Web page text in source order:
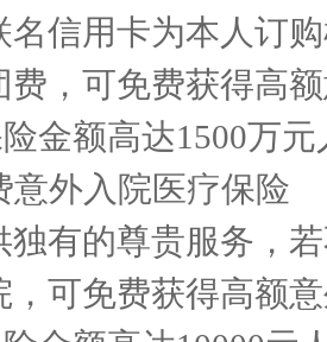
名信用卡为本人订
费，可免费获得高
金额高达1500万
意外入院医疗保险
独有的尊贵服务，
，可免费获得高额